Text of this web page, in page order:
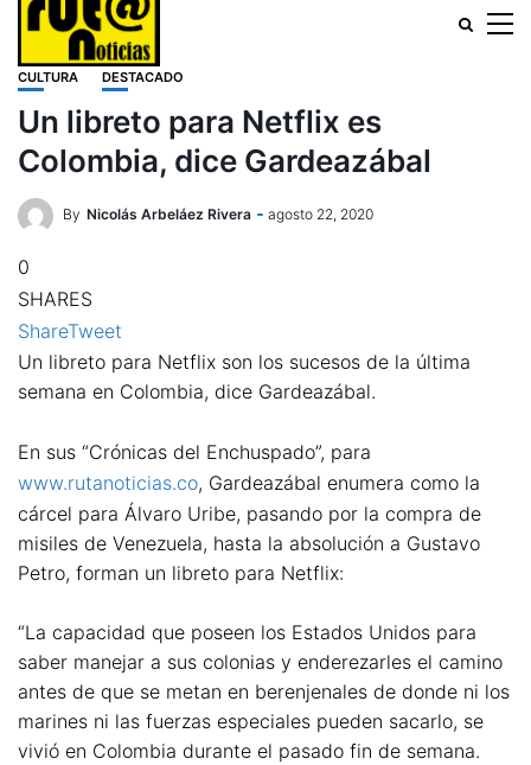
CULTURA DESTACADO
Un libreto para Netflix es
Colombia, dice Gardeazábal
By Nicolás Arbeláez Rivera agosto 22, 2020
0
SHARES
ShareTweet
Un libreto para Netflix son los sucesos de la última
semana en Colombia, dice Gardeazábal.
En sus “Crónicas del Enchuspado”, para
www.rutanoticias.co, Gardeazábal enumera como la
cárcel para Álvaro Uribe, pasando por la compra de
misiles de Venezuela, hasta la absolución a Gustavo
Petro, forman un libreto para Netflix:
“La capacidad que poseen los Estados Unidos para
saber manejar a sus colonias y enderezarles el camino
antes de que se metan en berenjenales de donde ni los
marines ni las fuerzas especiales pueden sacarlo, se
vivió en Colombia durante el pasado fin de semana.